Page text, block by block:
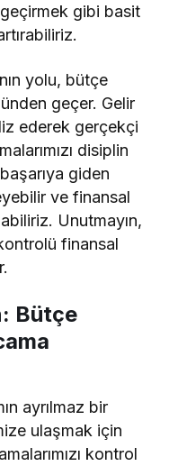
gibi basit
yolu, bütçe
geçer. Gelir
ederek gerçekçi
disiplin
giden
ve finansal
Unutmayın,
finansal
Bütçe
ayrılmaz bir
ulaşmak için
kontrol